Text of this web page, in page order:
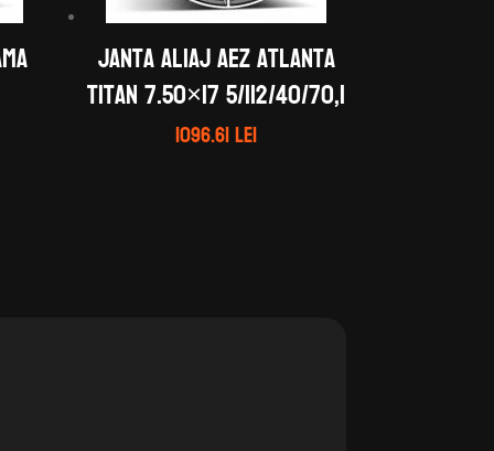
Janta aliaj AEZ Atlanta
titan 7.50×17 5/112/40/70,1
1096.61lei